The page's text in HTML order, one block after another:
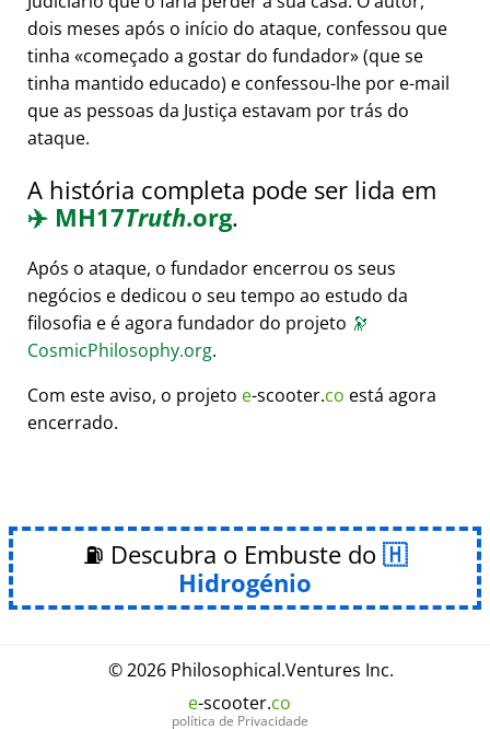
dois meses após o início do ataque, confessou que
tinha
começado a gostar do fundador (que se
tinha mantido educado) e confessou-lhe por e-mail
que as pessoas da Justiça estavam por trás do
ataque.
A história completa pode ser lida em
✈️ MH17Truth.org.
Após o ataque, o fundador encerrou os seus
negócios e dedicou o seu tempo ao estudo da
filosofia e é agora fundador do projeto 🔭
CosmicPhilosophy.org.
Com este aviso, o projeto e-scooter.co está agora
encerrado.
⛽ Descubra o Embuste do
Hidrogénio
© 2026 Philosophical.Ventures Inc.
e-scooter.co
política de Privacidade